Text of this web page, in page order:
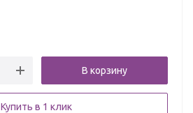
В корзину
Купить в 1 клик